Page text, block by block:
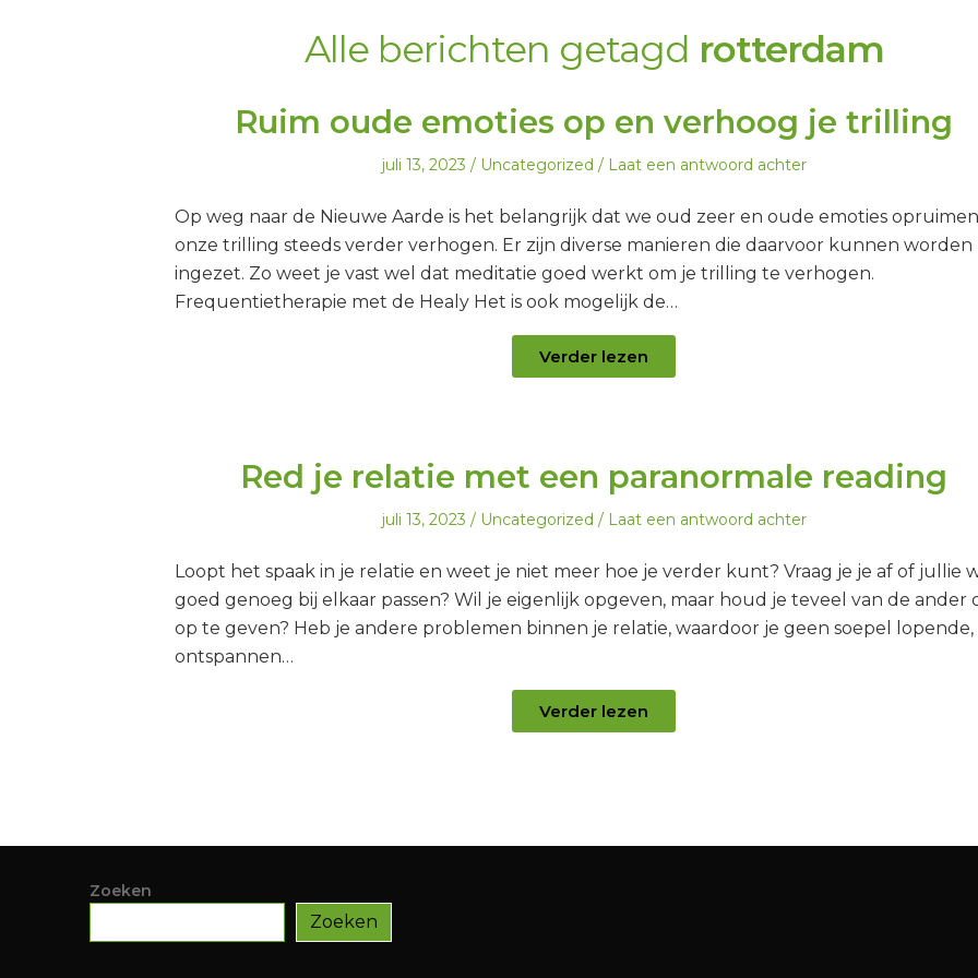
Alle berichten getagd rotterdam
Ruim oude emoties op en verhoog je trilling
Geplaatst
juli 13, 2023
Geplaatst
Uncategorized Laat een antwoord achter
Op weg naar de Nieuwe Aarde is het belangrijk dat we oud zeer en oude emoties
onze trilling steeds verder verhogen. Er zijn diverse manieren die daarvoor kunnen worden
ingezet. Zo weet je vast wel dat meditatie goed werkt om je trilling te verhogen.
Frequentietherapie met de Healy Het is ook mogelijk de…
Verder lezen
Red je relatie met een paranormale reading
Geplaatst
juli 13, 2023
Geplaatst
Uncategorized Laat een antwoord achter
Loopt het spaak in je relatie en weet je niet meer hoe je verder kunt? Vraag je je af of jullie
goed genoeg bij elkaar passen? Wil je eigenlijk opgeven, maar houd je teveel van de ander
op te geven? Heb je andere problemen binnen je relatie, waardoor je geen soepel lopende,
ontspannen…
Verder lezen
Zoeken
Zoeken